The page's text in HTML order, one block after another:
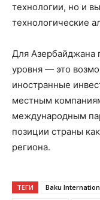
технологии, но и
технологические
Для Азербайджана
уровня — это
иностранные
местным
международным
позиции страны
региона.
ТЕГИ Baku